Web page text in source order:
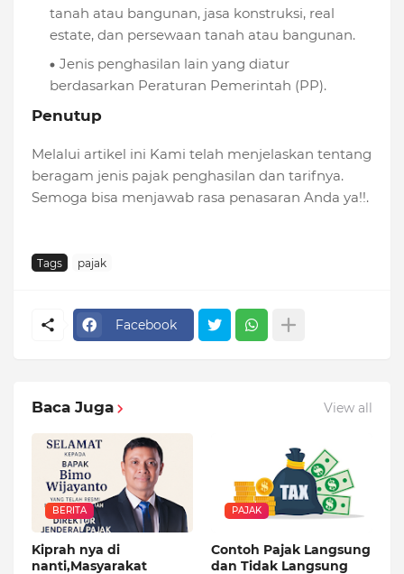
tanah atau bangunan, jasa konstruksi, real
estate, dan persewaan tanah atau bangunan.
Jenis penghasilan lain yang diatur
berdasarkan Peraturan Pemerintah (PP).
Penutup
Melalui artikel ini Kami telah menjelaskan tentang
beragam jenis pajak penghasilan dan tarifnya.
Semoga bisa menjawab rasa penasaran Anda ya!!.
Tags pajak
Facebook
Baca Juga View all
BERITA
Kiprah nya di
nanti,Masyarakat
PAJAK
Contoh Pajak Langsung
dan Tidak Langsung